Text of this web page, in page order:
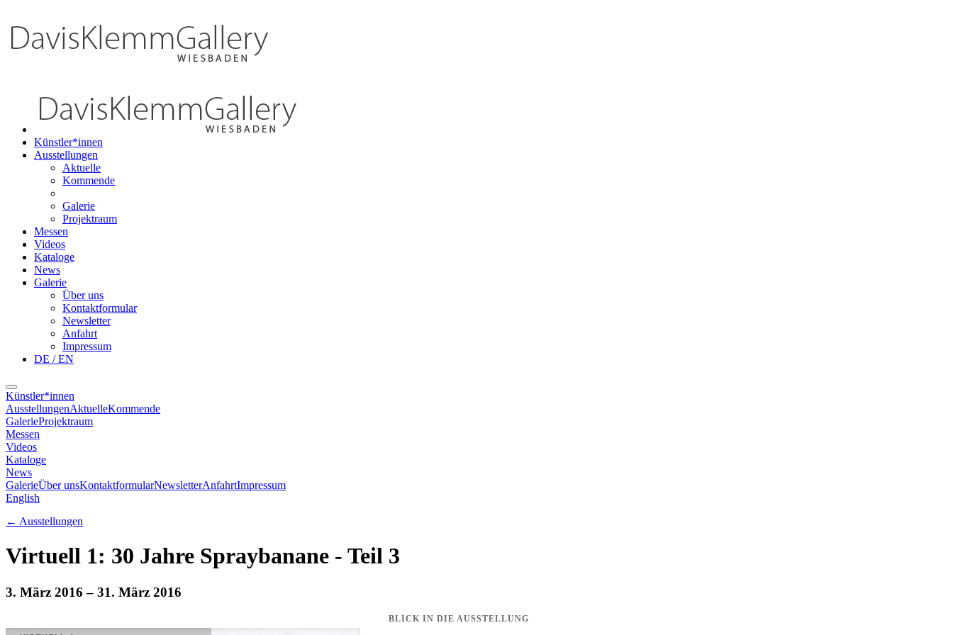
Künstler*innen
Ausstellungen
Aktuelle
Kommende
Galerie
Projektraum
Messen
Videos
Kataloge
News
Galerie
Über uns
Kontaktformular
Newsletter
Anfahrt
Impressum
DE / EN
Künstler*innen
AusstellungenAktuelleKommende
GalerieProjektraum
Messen
Videos
Kataloge
News
GalerieÜber unsKontaktformularNewsletterAnfahrtImpressum
English
← Ausstellungen
Virtuell 1: 30 Jahre Spraybanane - Teil 3
3. März 2016 – 31. März 2016
BLICK IN DIE AUSSTELLUNG